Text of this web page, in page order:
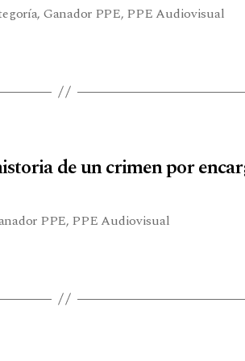
, Ganador PPE, PPE Audiovisual
de un crimen por
PPE, PPE Audiovisual